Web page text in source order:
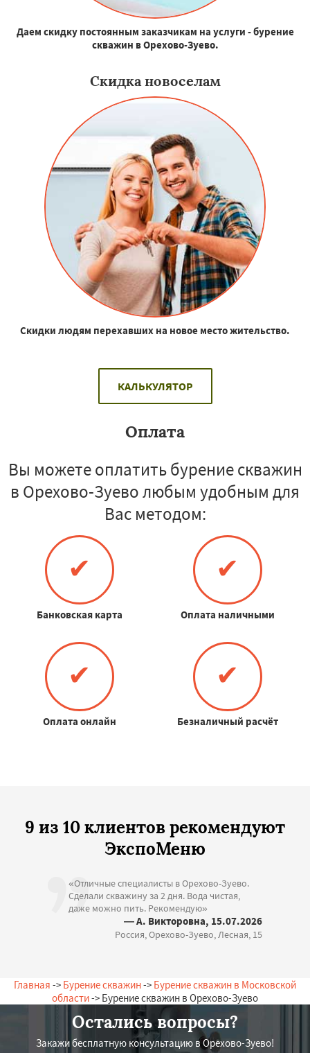
Даем скидку постоянным заказчикам на услуги - бурение
скважин в Орехово-Зуево.
Скидка новоселам
Скидки людям перехавших на новое место жительство.
КАЛЬКУЛЯТОР
Оплата
Вы можете оплатить бурение скважин
в Орехово-Зуево любым удобным для
Вас методом:
✔
Банковская карта
✔
Оплата наличными
✔
Оплата онлайн
✔
Безналичный расчёт
9 из 10 клиентов рекомендуют
ЭкспоМеню
«Отличные специалисты в Орехово-Зуево.
Сделали скважину за 2 дня. Вода чистая,
даже можно пить. Рекомендую»
— А. Викторовна, 15.07.2026
Россия, Орехово-Зуево, Лесная, 15
Главная -> Бурение скважин-> Бурение скважин в Московской
области-> Бурение скважин в Орехово-Зуево
Остались вопросы?
Закажи бесплатную консультацию в Орехово-Зуево!